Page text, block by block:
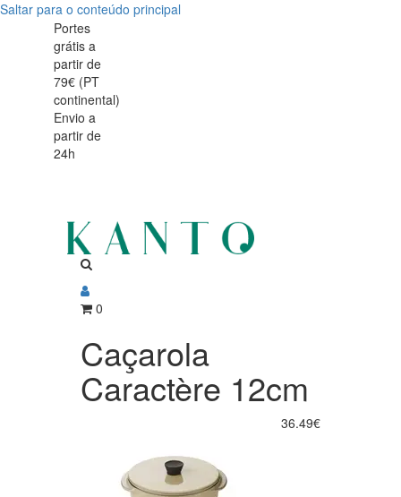
Saltar para o conteúdo principal
Caçarola
Caractère
12cm
Caçarola
Caractère
12cm
Portes
grátis a
partir de
79€ (PT
continental)
Envio a
partir de
24h
0
Caçarola
Caractère 12cm
36.49€